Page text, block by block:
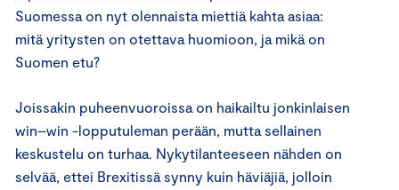
Suomessa on nyt olennaista miettiä kahta asiaa:
mitä yritysten on otettava huomioon, ja mikä on
Suomen etu?
Joissakin puheenvuoroissa on haikailtu jonkinlaisen
win–win -lopputuleman perään, mutta sellainen
keskustelu on turhaa. Nykytilanteeseen nähden on
selvää, ettei Brexitissä synny kuin häviäjiä, jolloin